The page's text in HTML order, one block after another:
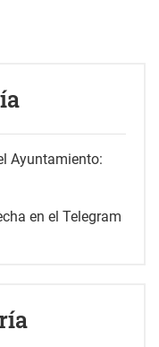
Ayuntamiento:
en el Telegram